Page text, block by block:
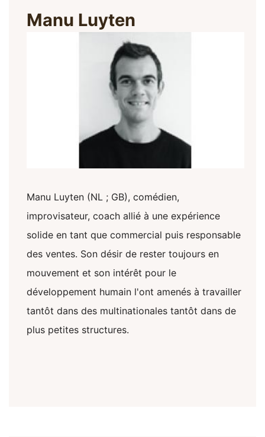
Manu Luyten
Manu Luyten (NL ; GB), comédien,
improvisateur, coach allié à une expérience
solide en tant que commercial puis responsable
des ventes. Son désir de rester toujours en
mouvement et son intérêt pour le
développement humain l'ont amenés à travailler
tantôt dans des multinationales tantôt dans de
plus petites structures.